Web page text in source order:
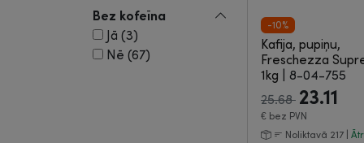
Bez kofeīna
Jā (3)
Nē (67)
-10%
Kafija, pupiņu,
Freschezza
1kg
8-04-755
25.68 23.11
€ bez PVN
Noliktavā 217 |